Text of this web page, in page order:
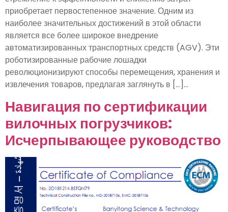
приобретает первостепенное значение. Одним из
наиболее значительных достижений в этой области
является все более широкое внедрение
автоматизированных транспортных средств (AGV). Эти
роботизированные рабочие лошадки
революционизируют способы перемещения, хранения и
извлечения товаров, предлагая заглянуть в [...]...
Навигация по сертификации
вилочных погрузчиков:
Исчерпывающее руководство